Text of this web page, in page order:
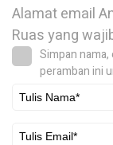
Alamat email
Ruas yang
Simpan
peramban ini